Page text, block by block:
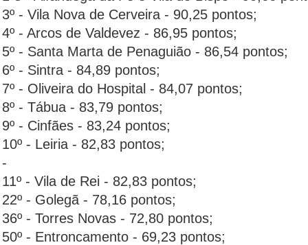
3º - Vila Nova de Cerveira - 90,25 pontos;
4º - Arcos de Valdevez - 86,95 pontos;
5º - Santa Marta de Penaguião - 86,54 pontos;
6º - Sintra - 84,89 pontos;
7º - Oliveira do Hospital - 84,07 pontos;
8º - Tábua - 83,79 pontos;
9º - Cinfães - 83,24 pontos;
10º - Leiria - 82,83 pontos;
-
11º - Vila de Rei - 82,83 pontos;
22º - Golegã - 78,16 pontos;
36º - Torres Novas - 72,80 pontos;
50º - Entroncamento - 69,23 pontos;